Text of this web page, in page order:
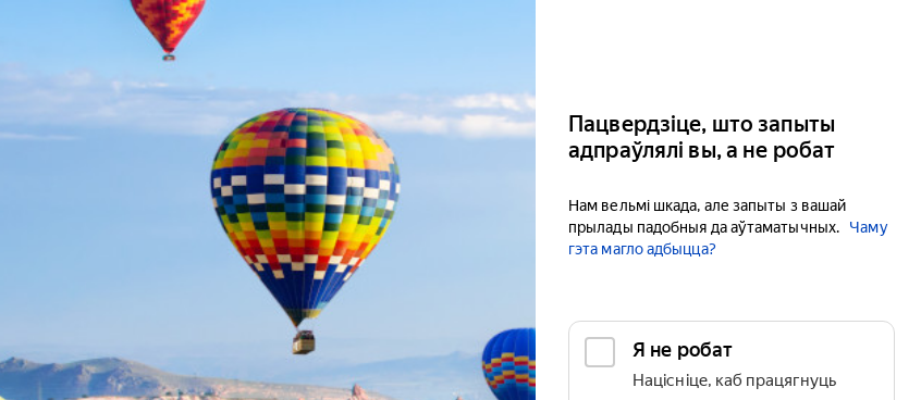
Пацвердзіце, што запыты
адпраўлялі вы, а не робат
Нам вельмі шкада, але запыты з вашай
прылады падобныя да аўтаматычных.
Чаму
гэта магло адбыцца?
Я не робат
Націсніце, каб працягнуць